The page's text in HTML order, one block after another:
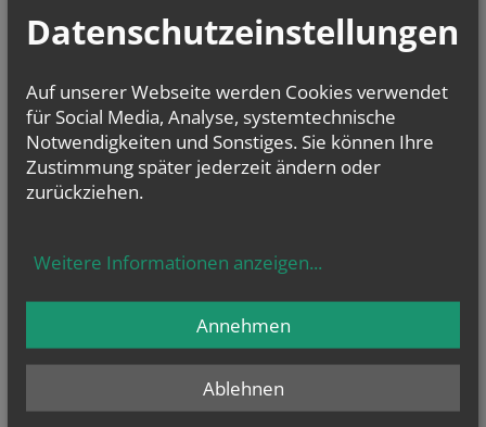
So erreichen Sie uns
Datenschutzeinstellungen
Auf unserer Webseite werden Cookies verwendet
für Social Media, Analyse, systemtechnische
Notwendigkeiten und Sonstiges. Sie können Ihre
Zustimmung später jederzeit ändern oder
zurückziehen.
Weitere Informationen anzeigen...
Ablehnen
Annehmen